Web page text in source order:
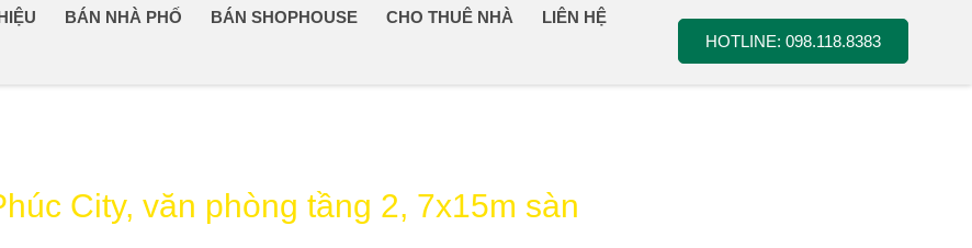
BÁN NHÀ PHỐ BÁN SHOPHOUSE CHO THUÊ NHÀ LIÊN HỆ
HOTLINE: 098.118.8383
City, văn phòng tầng 2, 7x15m sàn